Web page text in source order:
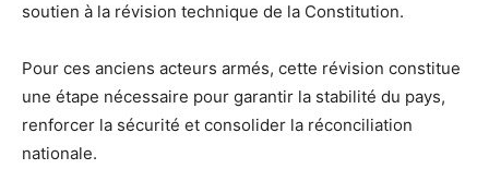
soutien à la révision technique de la Constitution.
Pour ces anciens acteurs armés, cette révision constitue
une étape nécessaire pour garantir la stabilité du pays,
renforcer la sécurité et consolider la réconciliation
nationale.